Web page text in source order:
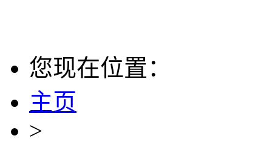
您现在位置：
主页
>